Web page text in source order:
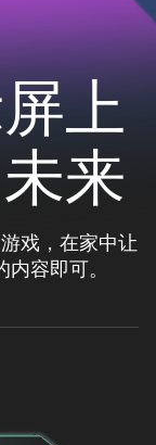
上
来
戏，在家中让
容即可。